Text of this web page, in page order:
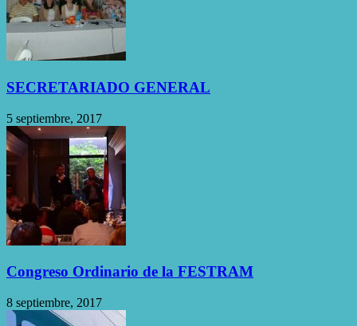
SECRETARIADO GENERAL
5 septiembre, 2017
Congreso Ordinario de la FESTRAM
8 septiembre, 2017